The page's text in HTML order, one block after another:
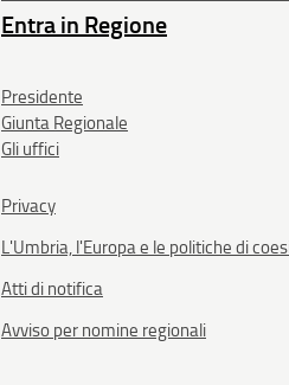
Entra in Regione
Presidente
Giunta Regionale
Gli uffici
Privacy
L'Umbria, l'Europa e le politiche di
Atti di notifica
Avviso per nomine regionali